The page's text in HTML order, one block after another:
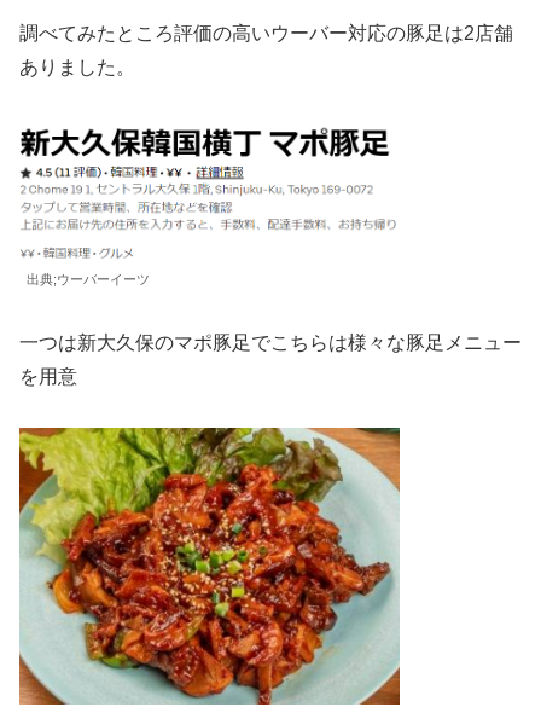
調べてみたところ評価の高いウーバー対応の豚足は2店舗
ありました。
出典;ウーバーイーツ
一つは新大久保のマポ豚足でこちらは様々な豚足メニュー
を用意